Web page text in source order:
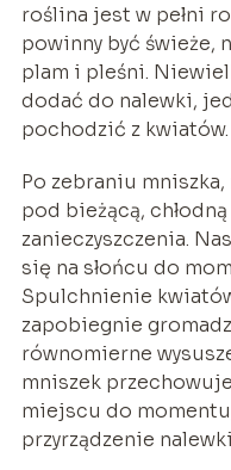
roślina jest w pełni
powinny być świeże,
plam i pleśni.
dodać do nalewki,
pochodzić z kwiatów.
Po zebraniu mniszka,
pod bieżącą,
zanieczyszczenia.
się na słońcu do
Spulchnienie
zapobiegnie
równomierne
mniszek
miejscu do
przyrządzenie